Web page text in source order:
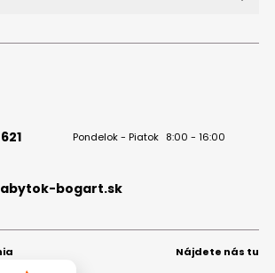
Pondelok - Piatok 8:00 - 16:00
bogart.sk
Nájdete nás tu